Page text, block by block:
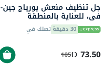
جل تنظيف منعش يورياج جين-
في، للعناية بالمنطقة
الحميمة - 200 مل
30 دقيقة تصلك في
73.50
105